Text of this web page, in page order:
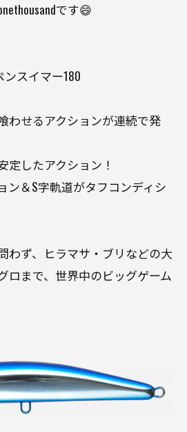
です😄
ンスイマー180
わせるアクションが連続で発
定したアクション！
ン＆S字軌道がタフコンディシ
わず、ヒラマサ・ブリなどの大
ロまで、世界中のビッグゲーム